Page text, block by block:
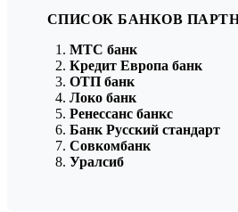
СПИСОК БАНКОВ
МТС банк
Кредит Европа банк
ОТП банк
Локо банк
Ренессанс банкс
Банк Русский стандарт
Совкомбанк
Уралсиб